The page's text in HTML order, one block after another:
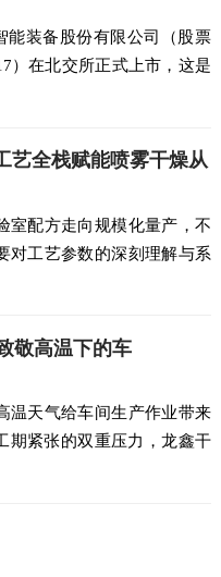
能装备股份有限公司（股票
）在北交所正式上市，这是
艺全栈赋能喷雾干燥从
室配方走向规模化量产，不
对工艺参数的深刻理解与系
敬高温下的车
温天气给车间生产作业带来
期紧张的双重压力，龙鑫干